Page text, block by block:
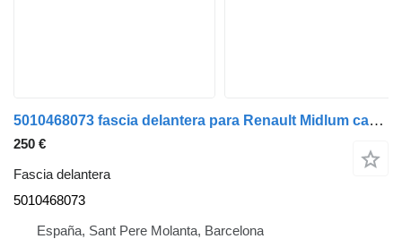
5010468073 fascia delantera para Renault Midlum camión
250 €
Fascia delantera
5010468073
España, Sant Pere Molanta, Barcelona